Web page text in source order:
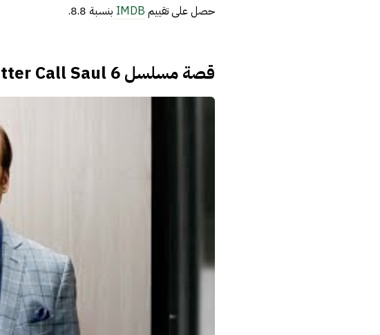
حصل على تقييم IMDB بنسبة 8.8.
قصة مسلسل Better Call Saul 6